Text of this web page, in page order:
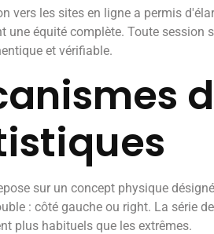
vers les sites en ligne a permis
une équité complète. Toute
et vérifiable.
sur un concept physique
: côté gauche ou right. La série
plus habituels que les extrêmes.